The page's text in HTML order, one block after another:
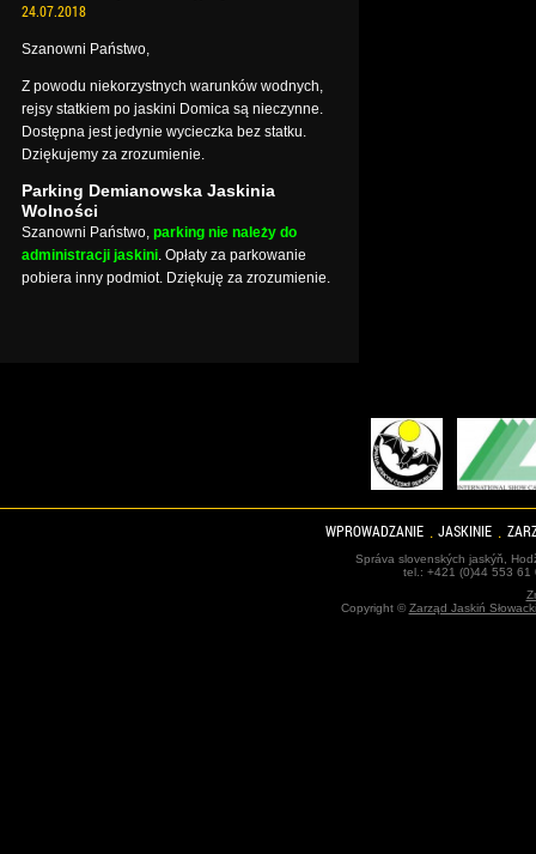
24.07.2018
Szanowni Państwo,
Z powodu niekorzystnych warunków wodnych,
rejsy statkiem po jaskini Domica są nieczynne.
Dostępna jest jedynie wycieczka bez statku.
Dziękujemy za zrozumienie.
Parking Demianowska Jaskinia
Wolności
Szanowni Państwo, parking nie należy do
administracji jaskini. Opłaty za parkowanie
pobiera inny podmiot. Dziękuję za zrozumienie.
WPROWADZANIE JASKINIE
Správa slovenských jaskýň,
tel.: +421 (0)44 553
Copyright ©Zarząd Jaskiń